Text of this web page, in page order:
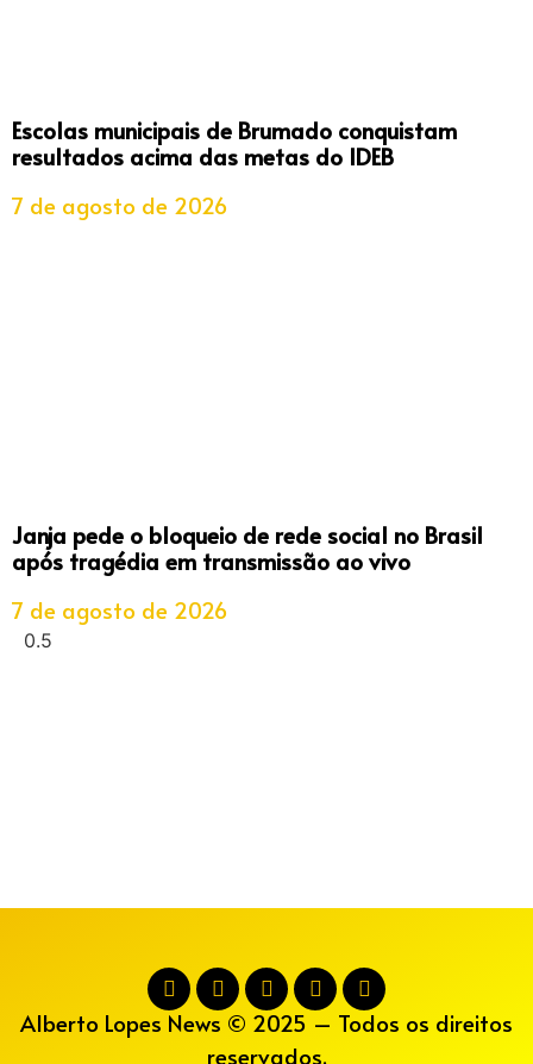
Escolas municipais de Brumado conquistam
resultados acima das metas do IDEB
7 de agosto de 2026
Janja pede o bloqueio de rede social no Brasil
após tragédia em transmissão ao vivo
7 de agosto de 2026
Alberto Lopes News © 2025 – Todos os direitos
reservados.